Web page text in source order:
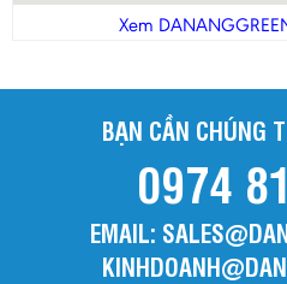
Tuyên Quang
Xem
BẠN CẦN CHÚNG
0974
EMAIL: